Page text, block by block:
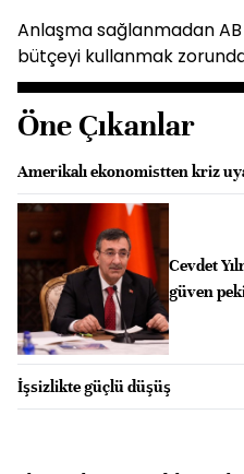
Anlaşma sağlanmadan
bütçeyi kullanmak
Öne Çıkanlar
Amerikalı ekonomistten kriz
Cevdet
güven
İşsizlikte güçlü düşüş